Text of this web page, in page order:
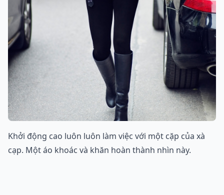
Khởi động cao luôn luôn làm việc với một cặp của xà
cạp. Một áo khoác và khăn hoàn thành nhìn này.